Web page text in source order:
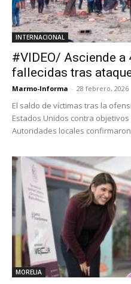
INTERNACIONAL
#VIDEO/ Asciende a
fallecidas tras
Marmo-Informa - 28 febrero, 2026
El saldo de víctimas tras la
Estados Unidos contra
Autoridades locales
MORELIA